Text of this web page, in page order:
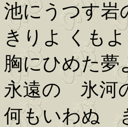
池にうつす岩
きりよ くもよ
胸にひめた夢
永遠の 氷河
何もいわぬ